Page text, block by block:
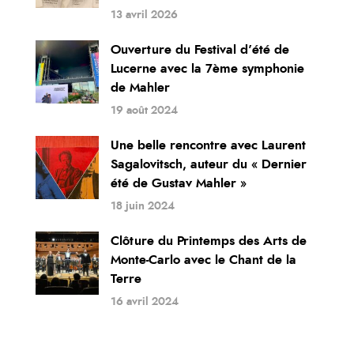
13 avril 2026
Ouverture du Festival d’été de
Lucerne avec la 7ème symphonie
de Mahler
19 août 2024
Une belle rencontre avec Laurent
Sagalovitsch, auteur du « Dernier
été de Gustav Mahler »
18 juin 2024
Clôture du Printemps des Arts de
Monte-Carlo avec le Chant de la
Terre
16 avril 2024